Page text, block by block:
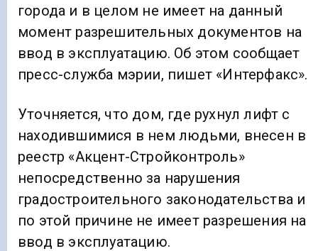
города и в целом не имеет на данный
момент разрешительных документов на
ввод в эксплуатацию. Об этом сообщает
пресс-служба мэрии, пишет «Интерфакс».
Уточняется, что дом, где рухнул лифт с
находившимися в нем людьми, внесен в
реестр «Акцент-Стройконтроль»
непосредственно за нарушения
градостроительного законодательства и
по этой причине не имеет разрешения на
ввод в эксплуатацию.